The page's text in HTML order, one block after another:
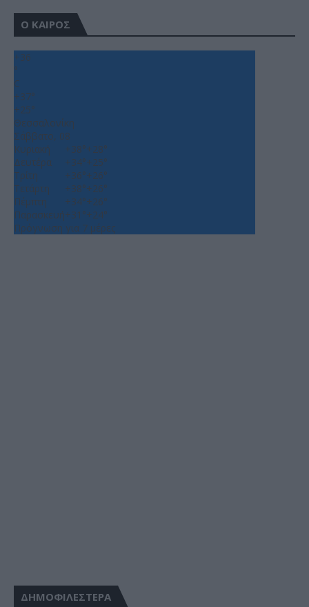
Ο ΚΑΙΡΟΣ
+36
°
C
+37°
+25°
Θεσσαλονίκη
Σάββατο, 08
Κυριακή
+38°+28°
Δευτέρα
+34°+25°
Τρίτη
+36°+26°
Τετάρτη
+38°+26°
Πέμπτη
+34°+26°
Παρασκευή+31°+24°
Πρόγνωση για 7 μέρες
ΔΗΜΟΦΙΛΕΣΤΕΡΑ